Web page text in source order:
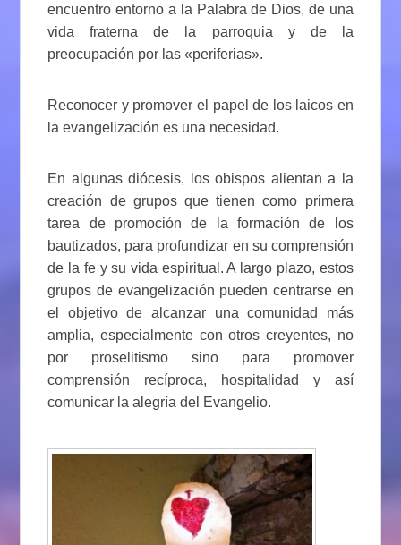
encuentro entorno a la Palabra de Dios, de una
vida fraterna de la parroquia y de la
preocupación por las «periferias».
Reconocer y promover el papel de los laicos en
la evangelización es una necesidad.
En algunas diócesis, los obispos alientan a la
creación de grupos que tienen como primera
tarea de promoción de la formación de los
bautizados, para profundizar en su comprensión
de la fe y su vida espiritual. A largo plazo, estos
grupos de evangelización pueden centrarse en
el objetivo de alcanzar una comunidad más
amplia, especialmente con otros creyentes, no
por proselitismo sino para promover
comprensión recíproca, hospitalidad y así
comunicar la alegría del Evangelio.